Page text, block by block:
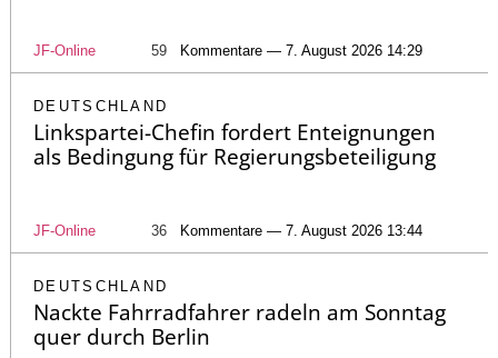
JF-Online 59 Kommentare — 7. August 2026 14:29
DEUTSCHLAND
Linkspartei-Chefin fordert Enteignungen
als Bedingung für Regierungsbeteiligung
JF-Online 36 Kommentare — 7. August 2026 13:44
DEUTSCHLAND
Nackte Fahrradfahrer radeln am Sonntag
quer durch Berlin